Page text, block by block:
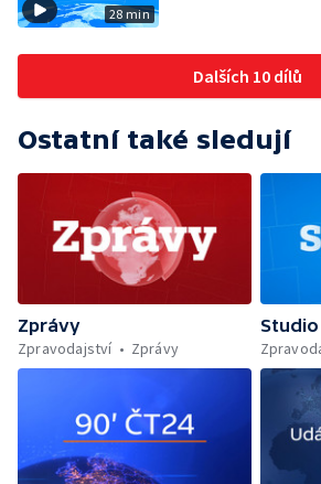
28 min
Dalších 10 dílů
Ostatní také sledují
Zprávy
Zpravodajství
Zprávy
Studio